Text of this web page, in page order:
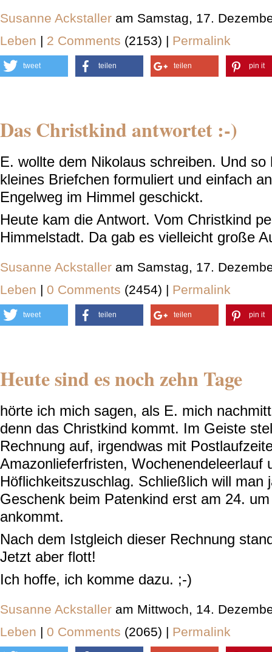
Susanne Ackstaller am Samstag, 17.
Leben | 2 Comments (2153) | Permalink
tweet teilen teilen pin it
Das Christkind antwortet :-)
E. wollte dem Nikolaus schreiben. Und so
kleines Briefchen formuliert und einfach
Engelweg im Himmel geschickt.
Heute kam die Antwort. Vom Christkind
Himmelstadt. Da gab es vielleicht große
Susanne Ackstaller am Samstag, 17.
Leben | 0 Comments (2454) | Permalink
tweet teilen teilen pin it
Heute sind es noch zehn Tage
hörte ich mich sagen, als E. mich
denn das Christkind kommt. Im Geiste
Rechnung auf, irgendwas mit
Amazonlieferfristen, Wochenendeleerlauf
Höflichkeitszuschlag. Schließlich will man
Geschenk beim Patenkind erst am 24.
ankommt.
Nach dem Istgleich dieser Rechnung
Jetzt aber flott!
Ich hoffe, ich komme dazu. ;-)
Susanne Ackstaller am Mittwoch, 14.
Leben | 0 Comments (2065) | Permalink